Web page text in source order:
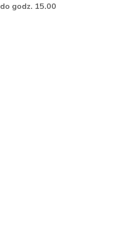
do godz. 15.00